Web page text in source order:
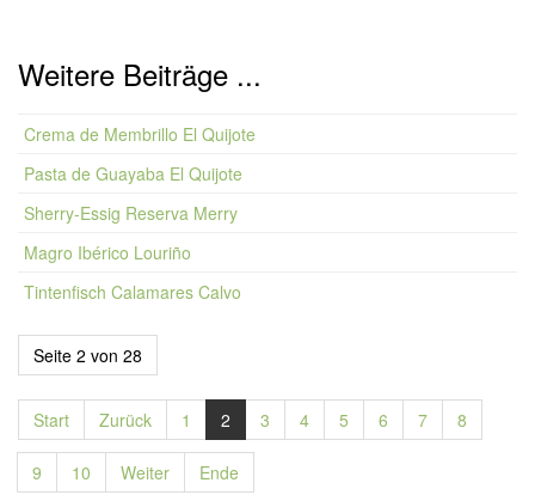
Weitere Beiträge ...
Crema de Membrillo El Quijote
Pasta de Guayaba El Quijote
Sherry-Essig Reserva Merry
Magro Ibérico Louriño
Tintenfisch Calamares Calvo
Seite 2 von 28
Start Zurück 1 2 3 4 5 6 7 8
9 10 Weiter Ende